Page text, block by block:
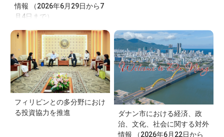
情報 （2026年6月29日から7
月4日まで）
フィリピンとの多分野におけ
る投資協力を推進
ダナン市における経済、政
治、文化、社会に関する対外
情報 （2026年6月22日から